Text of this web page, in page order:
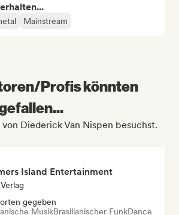
Mainstream
Profis könnten
Diederick Van Nispen besuchst.
Island Entertainment
gegeben
MusikBrasilianischer FunkDance